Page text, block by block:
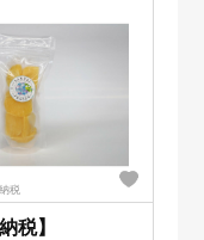
税
税】